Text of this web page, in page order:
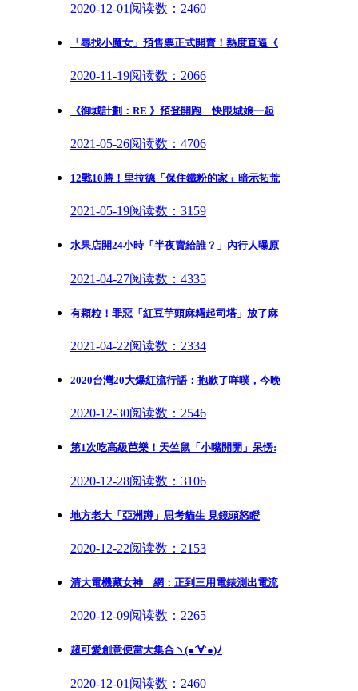
2020-12-01 阅读数：2460
「尋找小魔女」預售票正式開賣！熱度直逼《
2020-11-19阅读数：2066
《御城計劃：RE 》預登開跑 快跟城娘一起
2021-05-26阅读数：4706
12戰10勝！里拉德「保住鐵粉的家」暗示拓荒
2021-05-19阅读数：3159
水果店開24小時「半夜賣給誰？」內行人曝原
2021-04-27阅读数：4335
有顆粒！罪惡「紅豆芋頭麻糬起司塔」放了麻
2021-04-22阅读数：2334
2020台灣20大爆紅流行語：抱歉了咩噗，今晚
2020-12-30阅读数：2546
第1次吃高級芭樂！天竺鼠「小嘴開開」呆愣:
2020-12-28阅读数：3106
地方老大「亞洲蹲」思考貓生 見鏡頭怒瞪
2020-12-22阅读数：2153
清大電機藏女神 網：正到三用電錶測出電流
2020-12-09阅读数：2265
超可愛創意便當大集合ヽ(●´∀`●)ﾉ
2020-12-01 阅读数：2460